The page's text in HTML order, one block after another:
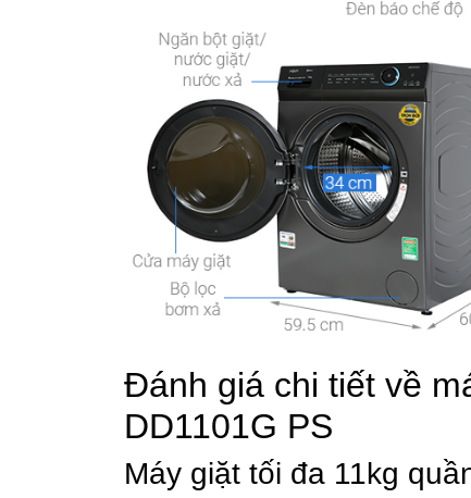
Đánh giá chi tiết về
DD1101G PS
Máy giặt tối đa 11kg